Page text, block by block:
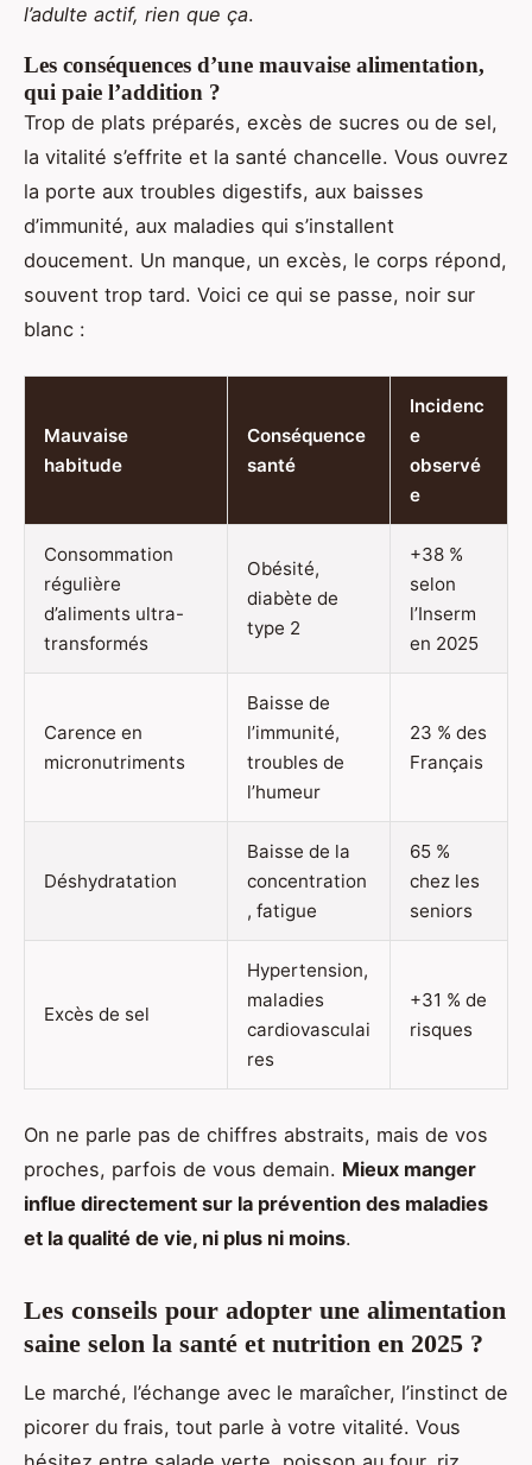
l’adulte actif, rien que ça.
Les conséquences d’une mauvaise alimentation,
qui paie l’addition ?
Trop de plats préparés, excès de sucres ou de sel,
la vitalité s’effrite et la santé chancelle. Vous ouvrez
la porte aux troubles digestifs, aux baisses
d’immunité, aux maladies qui s’installent
doucement. Un manque, un excès, le corps répond,
souvent trop tard. Voici ce qui se passe, noir sur
blanc :
Mauvaise
habitude
Conséquence
santé
Incidenc
e
observé
e
Consommation
régulière
d’aliments ultra-
transformés
Obésité,
diabète de
type 2
+38 %
selon
l’Inserm
en 2025
Carence en
micronutriments
Baisse de
l’immunité,
troubles de
l’humeur
23 % des
Français
Déshydratation
Baisse de la
concentration
, fatigue
65 %
chez les
seniors
Excès de sel
Hypertension,
maladies
cardiovasculai
res
+31 % de
risques
On ne parle pas de chiffres abstraits, mais de vos
proches, parfois de vous demain. Mieux manger
influe directement sur la prévention des maladies
et la qualité de vie, ni plus ni moins.
Les conseils pour adopter une alimentation
saine selon la santé et nutrition en 2025 ?
Le marché, l’échange avec le maraîcher, l’instinct de
picorer du frais, tout parle à votre vitalité. Vous